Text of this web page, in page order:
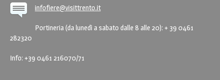
infofiere@visittrento.it
Portineria (da lunedì a sabato dalle 8 alle 20): + 39 0461
282320
Info: +39 0461 216070/71